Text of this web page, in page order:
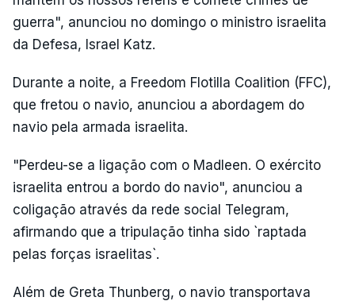
guerra", anunciou no domingo o ministro israelita
da Defesa, Israel Katz.
Durante a noite, a Freedom Flotilla Coalition (FFC),
que fretou o navio, anunciou a abordagem do
navio pela armada israelita.
"Perdeu-se a ligação com o Madleen. O exército
israelita entrou a bordo do navio", anunciou a
coligação através da rede social Telegram,
afirmando que a tripulação tinha sido `raptada
pelas forças israelitas`.
Além de Greta Thunberg, o navio transportava